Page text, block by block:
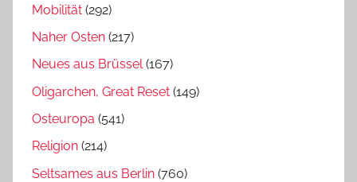
Mobilität (292)
Naher Osten (217)
Neues aus Brüssel(167)
Oligarchen, Great Reset (149)
Osteuropa (541)
Religion (214)
Seltsames aus Berlin (760)